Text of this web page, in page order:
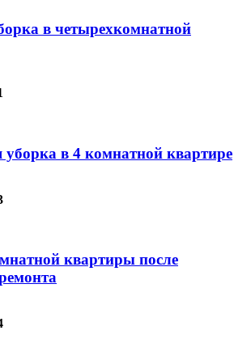
в четырехкомнатной
уборка в 4 комнатной квартире
квартиры после